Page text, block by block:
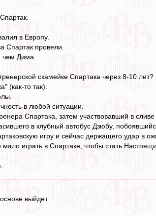
в Европу.
Спартак провели.
чем Дима.
скамейке Спартака через 8-10 лет?
(как-то так).
в любой ситуации.
Спартака, затем участвовавший в сливе
в клубный автобус Дзюбу,
игру и сейчас держащего удар в
играть в Спартаке, чтобы стать
выйдет